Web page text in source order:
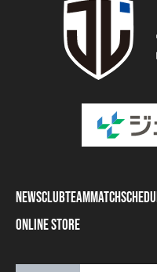
NEWSCLUBTEAMMATCH
ONLINE STORE